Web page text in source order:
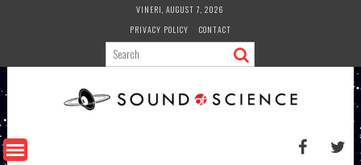
VINERI, AUGUST 7, 2026
PRIVACY POLICY
CONTACT